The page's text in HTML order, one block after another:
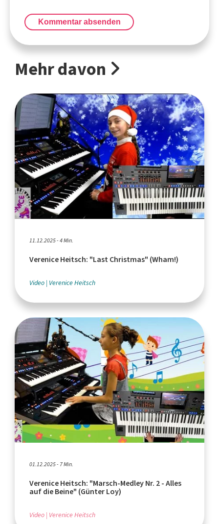
Kommentar absenden
Mehr davon
11.12.2025 - 4 Min.
Verenice Heitsch: "Last Christmas" (Wham!)
Video Verenice Heitsch
01.12.2025 - 7 Min.
Verenice Heitsch: "Marsch-Medley Nr. 2 - Alles
auf die Beine" (Günter Loy)
Video Verenice Heitsch